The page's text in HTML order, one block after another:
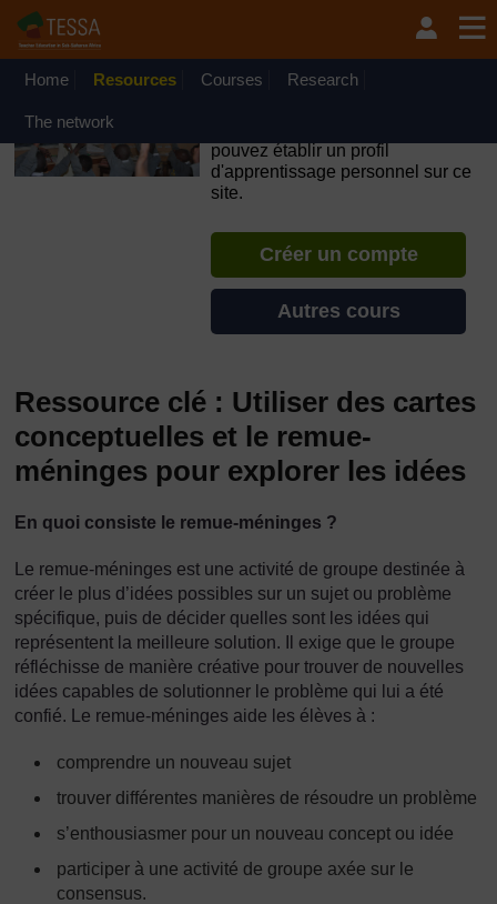
Passer au contenu principal
OpenLearn Create will be unavailable on Wednesday 12
August 2026 from 8am to 10.30am (GMT) due to routine
Home Resources Courses Research
The network
pouvez établir un profil
d'apprentissage personnel sur ce
site.
Créer un compte
Autres cours
Ressource clé : Utiliser des cartes
conceptuelles et le remue-
méninges pour explorer les idées
En quoi consiste le remue-méninges ?
Le remue-méninges est une activité de groupe destinée à
créer le plus d’idées possibles sur un sujet ou problème
spécifique, puis de décider quelles sont les idées qui
représentent la meilleure solution. Il exige que le groupe
réfléchisse de manière créative pour trouver de nouvelles
idées capables de solutionner le problème qui lui a été
confié. Le remue-méninges aide les élèves à :
comprendre un nouveau sujet
trouver différentes manières de résoudre un problème
s’enthousiasmer pour un nouveau concept ou idée
participer à une activité de groupe axée sur le
consensus.